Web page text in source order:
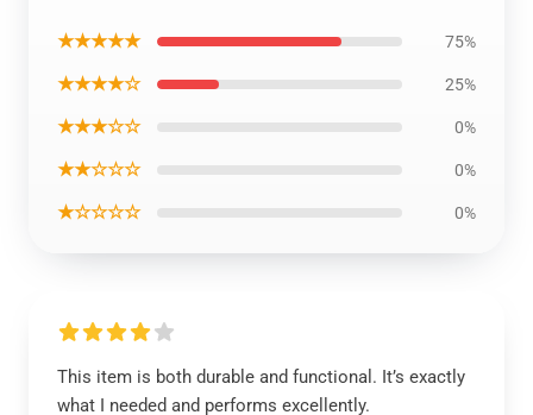
★★★★★ 75%
★★★★☆ 25%
★★★☆☆ 0%
★★☆☆☆ 0%
★☆☆☆☆ 0%
This item is both durable and functional. It’s exactly
what I needed and performs excellently.